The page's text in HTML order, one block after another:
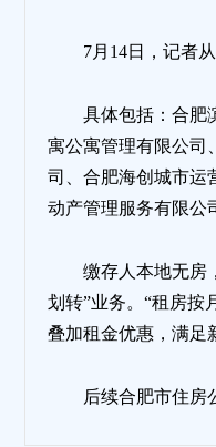
7月14日，记者
具体包括：合肥
寓公寓管理有限公司
司、合肥海创城市运
动产管理服务有限公
缴存人本地无房
划转”业务。“租房按
叠加租金优惠，满足
后续合肥市住房